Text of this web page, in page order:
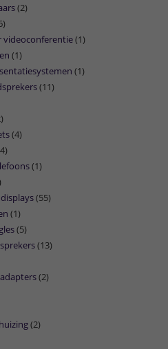
(2)
videoconferentie(1)
(1)
(1)
(11)
(4)
(1)
(55)
(1)
(5)
(13)
(2)
(2)